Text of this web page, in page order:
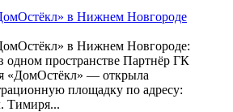
в Нижнем Новгороде
в Нижнем Новгороде:
одном пространстве Партнёр ГК
«ДомОстёкл» — открыла
площадку по адресу:
Тимиря...